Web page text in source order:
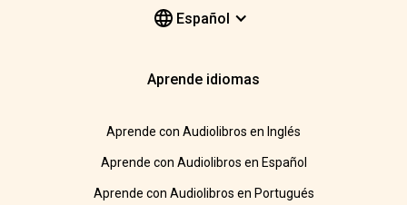
Español
Aprende idiomas
Aprende con Audiolibros en Inglés
Aprende con Audiolibros en Español
Aprende con Audiolibros en Portugués